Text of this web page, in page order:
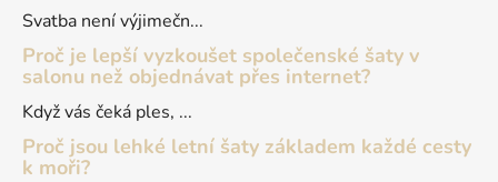
Svatba není výjimečn...
Proč je lepší vyzkoušet společenské šaty v
salonu než objednávat přes internet?
Když vás čeká ples, ...
Proč jsou lehké letní šaty základem každé cesty
k moři?